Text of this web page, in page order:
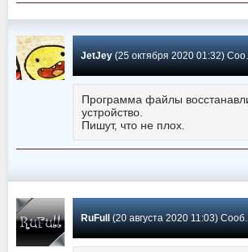
JetJey(25 октября 2020 01:32) Сообщение #80
Программа файлы
устройство.
Пишут, что не плох.
RuFull(20 августа 2020 11:03) Сообщение #79